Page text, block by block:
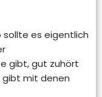
sollte es eigentlich
gibt, gut zuhört
gibt mit denen